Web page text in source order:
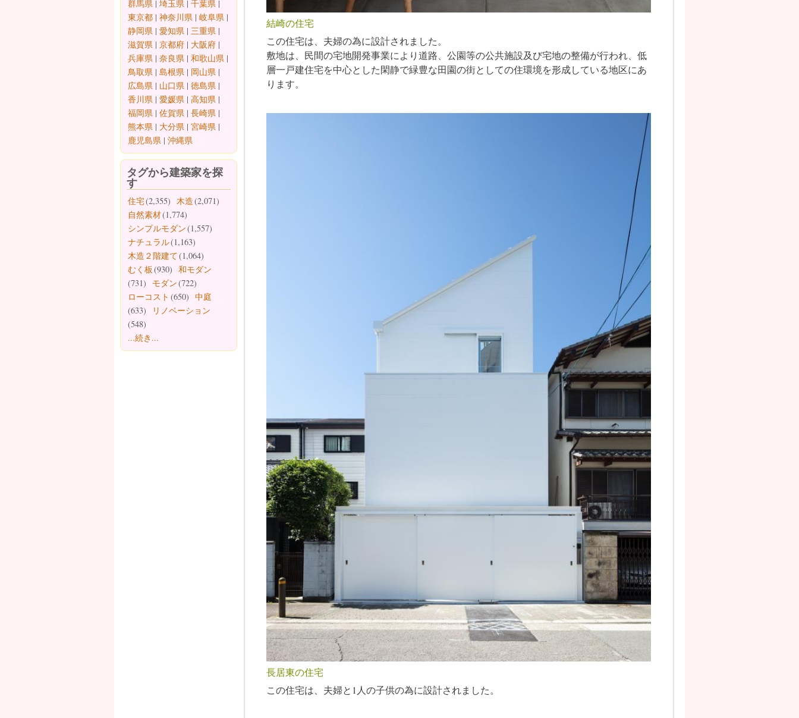
結崎の住宅
この住宅は、夫婦の為に設計されました。
敷地は、民間の宅地開発事業により道路、公園等の公共施設及び宅地の整備が行われ、低
層一戸建住宅を中心とした閑静で緑豊な田園の街としての住環境を形成している地区にあ
ります。
長居東の住宅
この住宅は、夫婦と1人の子供の為に設計されました。
群馬県 | 埼玉県 | 千葉県 |
東京都 | 神奈川県 | 岐阜県 |
静岡県 | 愛知県 | 三重県 |
滋賀県 | 京都府 | 大阪府 |
兵庫県 | 奈良県 | 和歌山県 |
鳥取県 | 島根県 | 岡山県 |
広島県 | 山口県 | 徳島県 |
香川県 | 愛媛県 | 高知県 |
福岡県 | 佐賀県 | 長崎県 |
熊本県 | 大分県 | 宮崎県 |
鹿児島県 | 沖縄県
タグから建築家を探
す
住宅(2,355) 木造(2,071)
自然素材(1,774)
シンプルモダン(1,557)
ナチュラル(1,163)
木造２階建て(1,064)
むく板 (930) 和モダン
(731)
モダン(722)
ローコスト (650) 中庭
(633)
リノベーション
(548)
...続き...